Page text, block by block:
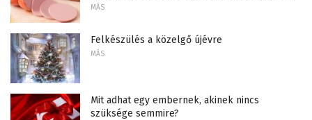
MÁS
Felkészülés a közelgő újévre
MÁS
Mit adhat egy embernek, akinek nincs
szüksége semmire?